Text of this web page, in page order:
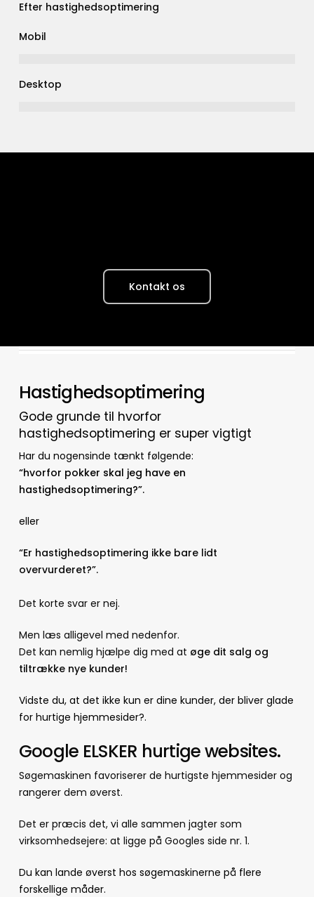
Efter hastighedsoptimering
Mobil
Desktop
Kontakt os
Hastighedsoptimering
Gode grunde til hvorfor
hastighedsoptimering er super vigtigt
Har du nogensinde tænkt følgende:
“hvorfor pokker skal jeg have en
hastighedsoptimering?”.
eller
“Er hastighedsoptimering ikke bare lidt
overvurderet?”.
Det korte svar er nej.
Men læs alligevel med nedenfor.
Det kan nemlig hjælpe dig med at øge dit salg og
tiltrække nye kunder!
Vidste du, at det ikke kun er dine kunder, der bliver glade
for hurtige hjemmesider?.
Google ELSKER hurtige websites.
Søgemaskinen favoriserer de hurtigste hjemmesider og
rangerer dem øverst.
Det er præcis det, vi alle sammen jagter som
virksomhedsejere: at ligge på Googles side nr. 1.
Du kan lande øverst hos søgemaskinerne på flere
forskellige måder.